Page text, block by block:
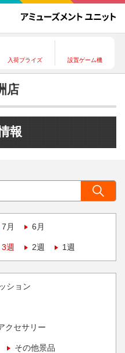
入荷プライズ 設置ゲーム機
店
報
7月 6月
3週 2週 1週
ション
クセサリー
その他景品